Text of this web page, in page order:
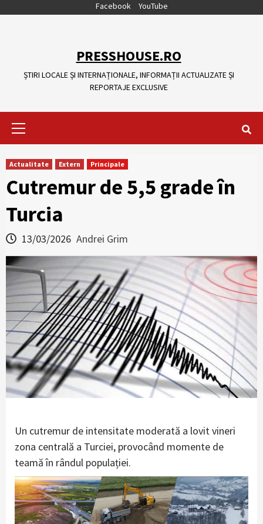
Facebook YouTube
PRESSHOUSE.RO
ȘTIRI LOCALE ȘI INTERNAȚIONALE, INFORMAȚII ACTUALIZATE ȘI
REPORTAJE EXCLUSIVE
Actualitate Extern Principale
Cutremur de 5,5 grade în
Turcia
13/03/2026 Andrei Grim
Un cutremur de intensitate moderată a lovit vineri
zona centrală a Turciei, provocând momente de
teamă în rândul populației.